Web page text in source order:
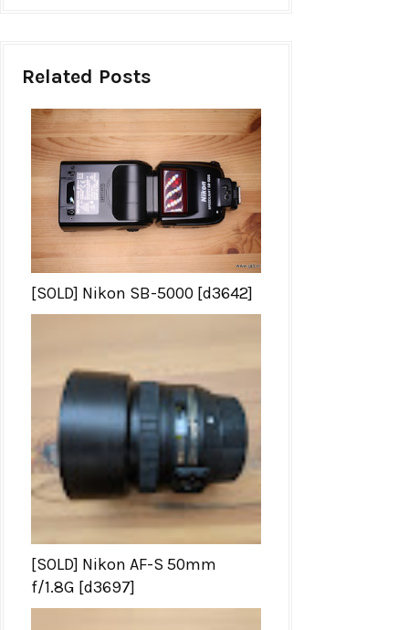
Related Posts
[SOLD] Nikon SB-5000 [d3642]
[SOLD] Nikon AF-S 50mm
f/1.8G [d3697]